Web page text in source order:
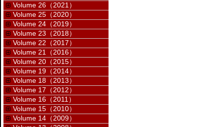
Volume 26（2021）
Volume 25（2020）
Volume 24（2019）
Volume 23（2018）
Volume 22（2017）
Volume 21（2016）
Volume 20（2015）
Volume 19（2014）
Volume 18（2013）
Volume 17（2012）
Volume 16（2011）
Volume 15（2010）
Volume 14（2009）